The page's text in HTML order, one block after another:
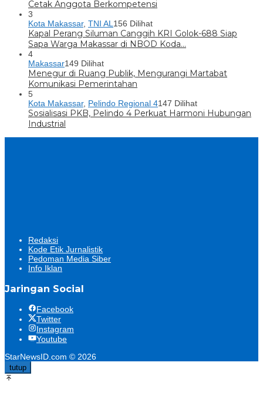
Cetak Anggota Berkompetensi
3
Kota Makassar, TNI AL 156 Dilihat
Kapal Perang Siluman Canggih KRI Golok-688 Siap
Sapa Warga Makassar di NBOD Koda…
4
Makassar149 Dilihat
Menegur di Ruang Publik, Mengurangi Martabat
Komunikasi Pemerintahan
5
Kota Makassar, Pelindo Regional 4147 Dilihat
Sosialisasi PKB, Pelindo 4 Perkuat Harmoni Hubungan
Industrial
Redaksi
Kode Etik Jurnalistik
Pedoman Media Siber
Info Iklan
Jaringan Social
Facebook
Twitter
Instagram
Youtube
StarNewsID.com © 2026
tutup